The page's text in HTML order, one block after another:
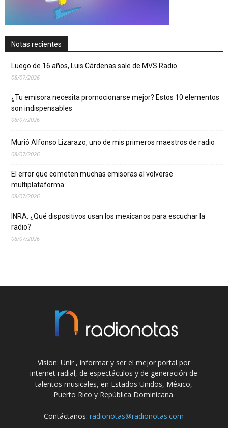
Notas recientes
Luego de 16 años, Luis Cárdenas sale de MVS Radio
08/07/2026
¿Tu emisora necesita promocionarse mejor? Estos 10 elementos
son indispensables
08/07/2026
Murió Alfonso Lizarazo, uno de mis primeros maestros de radio
08/07/2026
El error que cometen muchas emisoras al volverse
multiplataforma
08/07/2026
INRA: ¿Qué dispositivos usan los mexicanos para escuchar la
radio?
08/07/2026
Vision: Unir , informar y ser el mejor portal por
internet radial, de espectáculos y de generación de
talentos musicales, en Estados Unidos, México,
Puerto Rico y República Dominicana.
Contáctanos:radionotas@radionotas.com